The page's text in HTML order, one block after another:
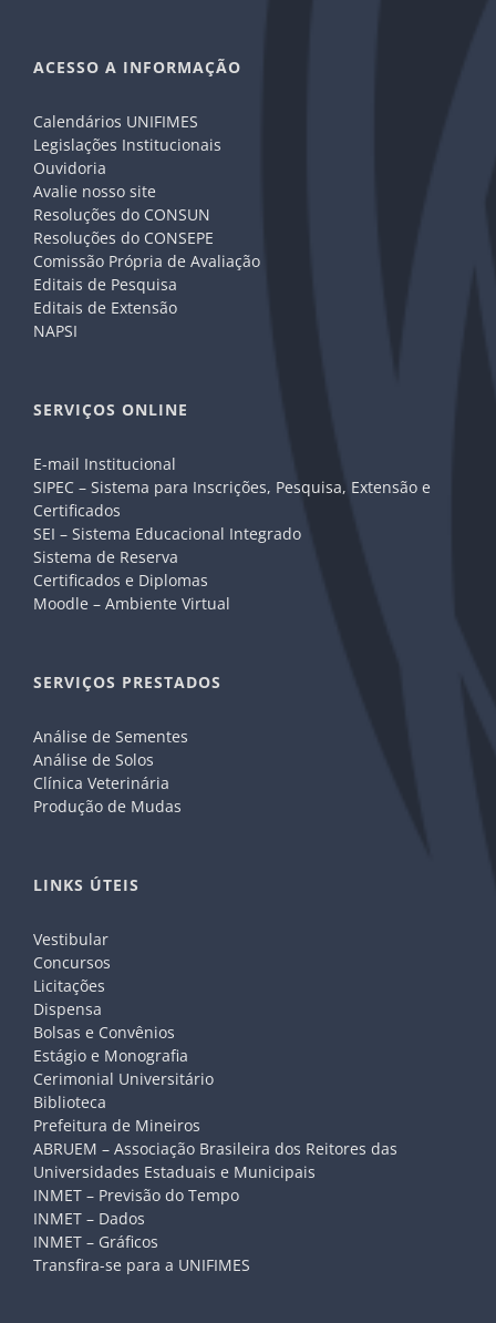
ACESSO A INFORMAÇÃO
Calendários UNIFIMES
Legislações Institucionais
Ouvidoria
Avalie nosso site
Resoluções do CONSUN
Resoluções do CONSEPE
Comissão Própria de Avaliação
Editais de Pesquisa
Editais de Extensão
NAPSI
SERVIÇOS ONLINE
E-mail Institucional
SIPEC – Sistema para Inscrições, Pesquisa, Extensão e
Certificados
SEI – Sistema Educacional Integrado
Sistema de Reserva
Certificados e Diplomas
Moodle – Ambiente Virtual
SERVIÇOS PRESTADOS
Análise de Sementes
Análise de Solos
Clínica Veterinária
Produção de Mudas
LINKS ÚTEIS
Vestibular
Concursos
Licitações
Dispensa
Bolsas e Convênios
Estágio e Monografia
Cerimonial Universitário
Biblioteca
Prefeitura de Mineiros
ABRUEM – Associação Brasileira dos Reitores das
Universidades Estaduais e Municipais
INMET – Previsão do Tempo
INMET – Dados
INMET – Gráficos
Transfira-se para a UNIFIMES